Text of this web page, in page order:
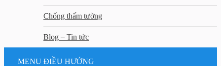
Chống thấm tường
Blog – Tin tức
MENU ĐIỀU HƯỚNG